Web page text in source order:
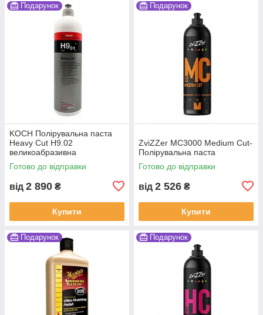
Подарунок
KOCH Полірувальна паста
Heavy Cut H9.02
великоабразивна
Готово до відправки
від 2 890 ₴
Купити
Подарунок
ZviZZer MC3000 Medium Cut-
Полірувальна паста
Готово до відправки
від 2 526 ₴
Купити
Подарунок Подарунок